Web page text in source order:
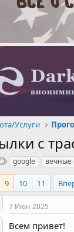
Услуги
с
Т
г
и
google вечные
9 10 11
7 Июн 2025
Всем привет!